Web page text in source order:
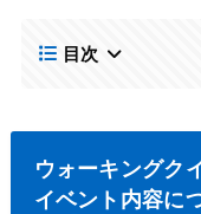
目次
ウォーキングク
イベント内容に